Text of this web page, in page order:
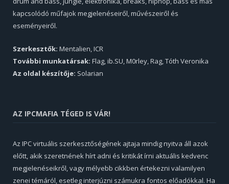
kapcsolódó műfajok megjelenéseiről, művészeiről és
eseményeiről.
Szerkesztők: Mentalien, ICR
További munkatársak: Flag, ib.SU, M0rley, Rag, Tóth Veronika
Az oldal készítője: Solarian
AZ IPCMAFIA TÉGED IS VÁR!
Az IPC virtuális szerkesztőségének ajtaja mindig nyitva áll azok
előtt, akik szeretnének hírt adni és kritikát írni aktuális kedvenc
megjelenéseikről, vagy mélyebb cikkben értekezni valamilyen
zenei témáról, esetleg interjúzni számukra fontos előadókkal. Ha